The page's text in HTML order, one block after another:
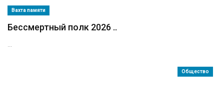
Вахта памяти
Бессмертный полк 2026 ..
...
Общество